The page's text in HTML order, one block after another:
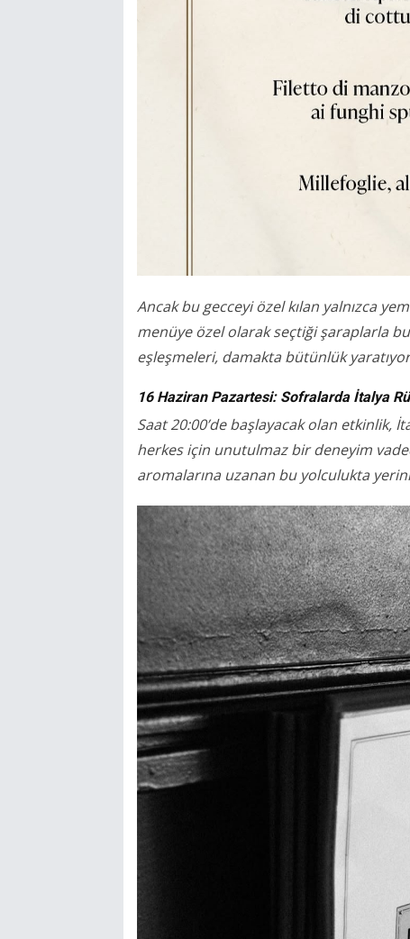
Ancak bu gecceyi özel kılan yalnızca
menüye özel olarak seçtiği şaraplarla
eşleşmeleri, damakta bütünlük
16 Haziran Pazartesi: Sofralarda İtalya
Saat 20:00’de başlayacak olan etkinlik,
herkes için unutulmaz bir deneyim
aromalarına uzanan bu yolculukta